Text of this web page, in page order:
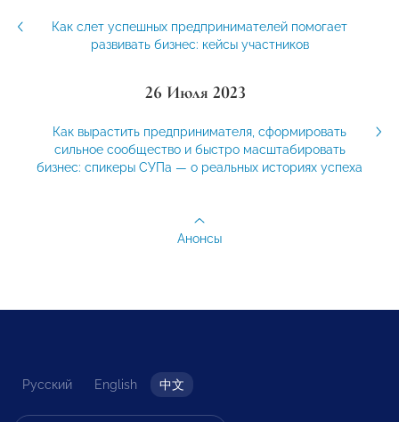
Как слет успешных предпринимателей помогает
развивать бизнес: кейсы участников
26 Июля 2023
Как вырастить предпринимателя, сформировать
сильное сообщество и быстро масштабировать
бизнес: спикеры СУПа — о реальных историях успеха
Анонсы
Русский English 中文